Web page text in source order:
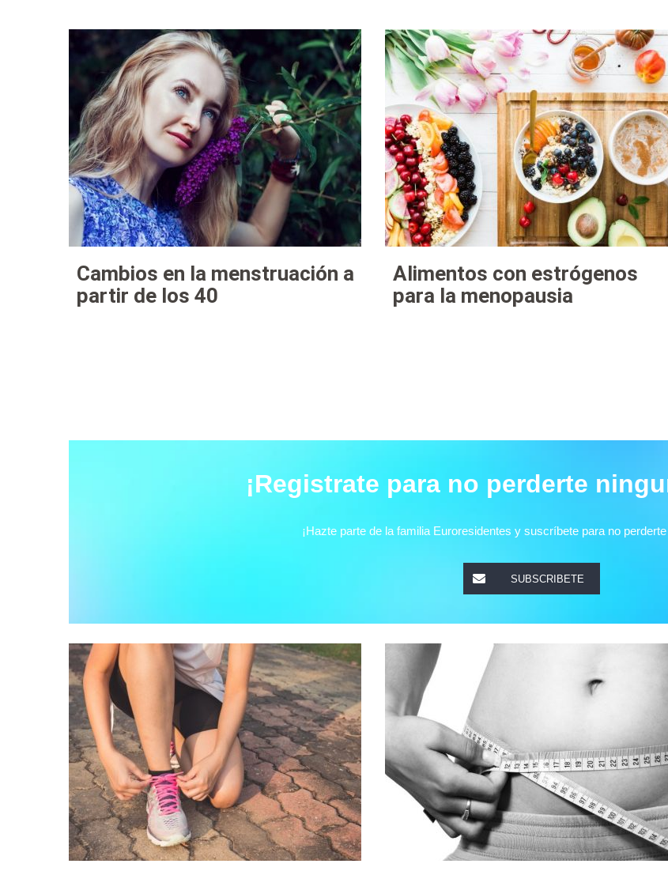
Cambios en la menstruación a
partir de los 40
Alimentos con estrógenos
para la menopausia